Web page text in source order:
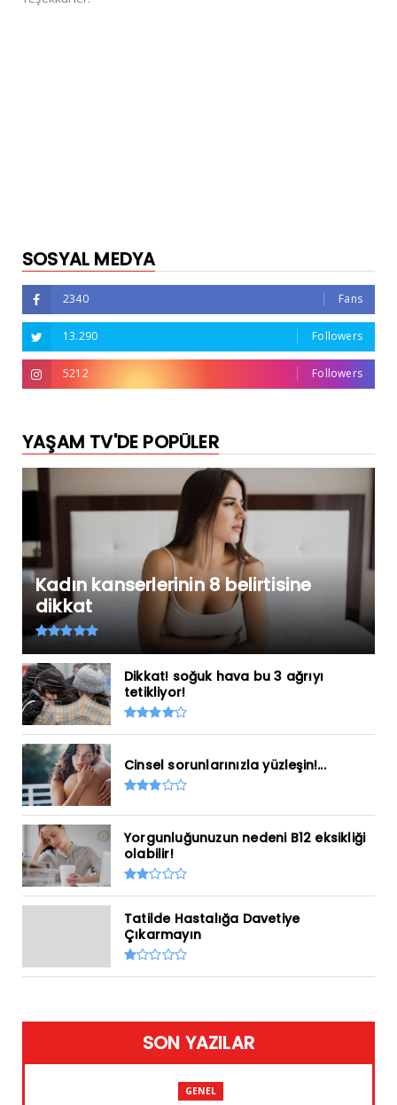
SOSYAL MEDYA
2340 Fans
13.290 Followers
5212 Followers
YAŞAM TV'DE POPÜLER
Kadın kanserlerinin 8 belirtisine
dikkat
Dikkat! soğuk hava bu 3 ağrıyı
tetikliyor!
Cinsel sorunlarınızla yüzleşin!...
Yorgunluğunuzun nedeni B12 eksikliği
olabilir!
Tatilde Hastalığa Davetiye
Çıkarmayın
SON YAZILAR
GENEL